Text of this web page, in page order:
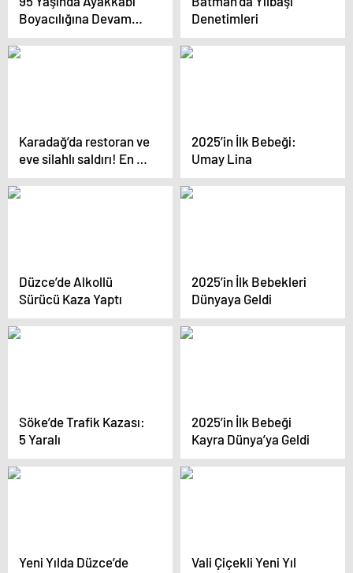
Boyacılığına Devam
Ediyor
Denetimleri
Karadağ’da restoran ve
eve silahlı saldırı! En az
7 ölü, çok sayıda yaralı
var.
2025’in İlk Bebeği:
Umay Lina
Düzce’de Alkollü
Sürücü Kaza Yaptı
2025’in İlk Bebekleri
Dünyaya Geldi
Söke’de Trafik Kazası:
5 Yaralı
2025’in İlk Bebeği
Kayra Dünya’ya Geldi
Yeni Yılda Düzce’de
Vali Çiçekli Yeni Yıl